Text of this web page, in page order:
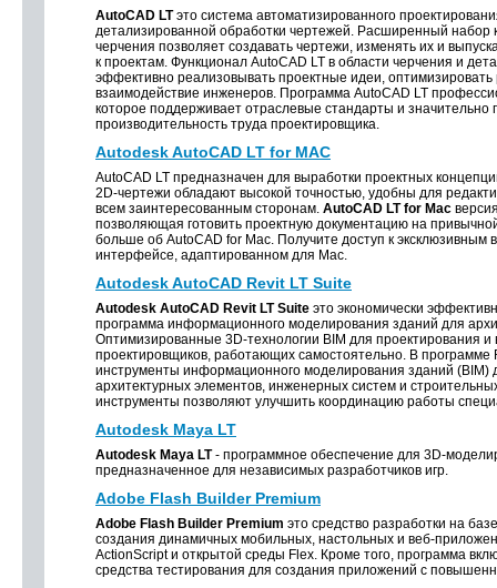
AutoCAD LTэто система автоматизированного
детализированной обработки чертежей. Расширенный набор
черчения позволяет создавать чертежи, изменять их и
к проектам. Функционал AutoCAD LT в области черчения и
эффективно реализовывать проектные идеи, оптимизировать
взаимодействие инженеров. Программа AutoCAD LT
которое поддерживает отраслевые стандарты и
производительность труда проектировщика.
Autodesk AutoCAD LT for MAC
AutoCAD LT предназначен для выработки проектных
2D-чертежи обладают высокой точностью, удобны для
всем заинтересованным сторонам. AutoCAD LT for Mac
позволяющая готовить проектную документацию на
больше об AutoCAD for Mac. Получите доступ к эксклюзивным
интерфейсе, адаптированном для Mac.
Autodesk AutoCAD Revit LT Suite
Autodesk AutoCAD Revit LT Suite это экономически
программа информационного моделирования зданий для
Оптимизированные 3D-технологии BIM для проектирования и
проектировщиков, работающих самостоятельно. В программе
инструменты информационного моделирования зданий (BIM)
архитектурных элементов, инженерных систем и
инструменты позволяют улучшить координацию работы
Autodesk Maya LT
Autodesk Maya LT- программное обеспечение для 3D-
предназначенное для независимых разработчиков игр.
Adobe Flash Builder Premium
Adobe Flash Builder Premium это средство разработки на
создания динамичных мобильных, настольных и веб-
ActionScript и открытой среды Flex. Кроме того, программа
средства тестирования для создания приложений с